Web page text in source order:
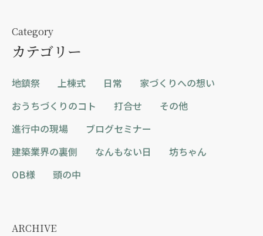
Category
カテゴリー
地鎮祭 上棟式 日常
家づくりへの想い
おうちづくりのコト
打合せ
その他
進行中の現場
ブログセミナー
建築業界の裏側
なんもない日
坊ちゃん
OB様
頭の中
ARCHIVE